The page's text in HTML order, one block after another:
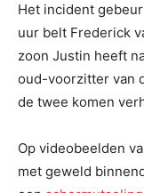
Het incident
uur belt Frederick
zoon Justin heeft
oud-voorzitter van
de twee komen
Op videobeelden
met geweld